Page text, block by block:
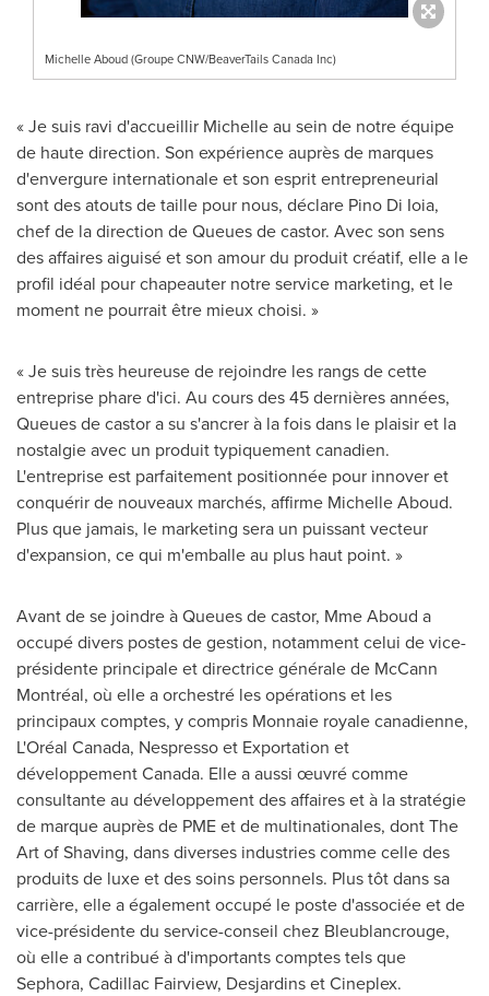
Michelle Aboud (Groupe CNW/BeaverTails Canada Inc)
« Je suis ravi d'accueillir Michelle au sein de notre équipe
de haute direction. Son expérience auprès de marques
d'envergure internationale et son esprit entrepreneurial
sont des atouts de taille pour nous, déclare Pino Di Ioia,
chef de la direction de Queues de castor. Avec son sens
des affaires aiguisé et son amour du produit créatif, elle a le
profil idéal pour chapeauter notre service marketing, et le
moment ne pourrait être mieux choisi. »
« Je suis très heureuse de rejoindre les rangs de cette
entreprise phare d'ici. Au cours des 45 dernières années,
Queues de castor a su s'ancrer à la fois dans le plaisir et la
nostalgie avec un produit typiquement canadien.
L'entreprise est parfaitement positionnée pour innover et
conquérir de nouveaux marchés, affirme Michelle Aboud.
Plus que jamais, le marketing sera un puissant vecteur
d'expansion, ce qui m'emballe au plus haut point. »
Avant de se joindre à Queues de castor, Mme Aboud a
occupé divers postes de gestion, notamment celui de vice-
présidente principale et directrice générale de McCann
Montréal, où elle a orchestré les opérations et les
principaux comptes, y compris Monnaie royale canadienne,
L'Oréal Canada, Nespresso et Exportation et
développementCanada. Elle a aussi œuvré comme
consultante au développement des affaires et à la stratégie
de marque auprès de PME et de multinationales, dont The
Art of Shaving, dans diverses industries comme celle des
produits de luxe et des soins personnels. Plus tôt dans sa
carrière, elle a également occupé le poste d'associée et de
vice-présidente du service-conseil chez Bleublancrouge,
où elle a contribué à d'importants comptes tels que
Sephora, Cadillac Fairview, Desjardins et Cineplex.